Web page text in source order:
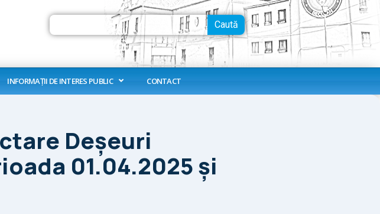
Search
Caută
INFORMAȚII DE INTERES PUBLIC CONTACT
Deșeuri
01.04.2025 și